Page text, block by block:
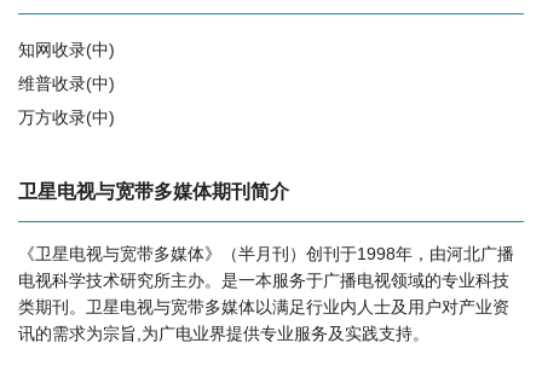
知网收录(中)
维普收录(中)
万方收录(中)
相关提问
卫星电视与宽带多媒体的影响因子是多少？
卫星电视与宽带多媒体怎么样？
卫星电视与宽带多媒体版面费如何收取？
卫星电视与宽带多媒体期刊简介
《卫星电视与宽带多媒体》（半月刊）创刊于1998年，由河北广播
电视科学技术研究所主办。是一本服务于广播电视领域的专业科技
类期刊。卫星电视与宽带多媒体以满足行业内人士及用户对产业资
讯的需求为宗旨,为广电业界提供专业服务及实践支持。